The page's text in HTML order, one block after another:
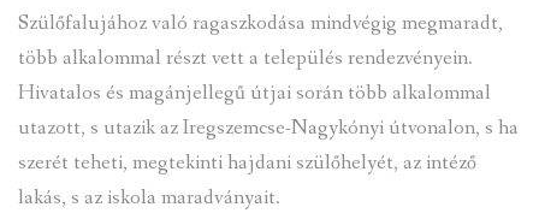
Szülőfalujához való ragaszkodása mindvégig megmaradt,
több alkalommal részt vett a település rendezvényein.
Hivatalos és magánjellegű útjai során több alkalommal
utazott, s utazik az Iregszemcse-Nagykónyi útvonalon, s ha
szerét teheti, megtekinti hajdani szülőhelyét, az intéző
lakás, s az iskola maradványait.